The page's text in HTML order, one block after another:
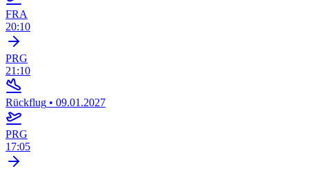
FRA
20:10
PRG
21:10
Rückflug • 09.01.2027
PRG
17:05